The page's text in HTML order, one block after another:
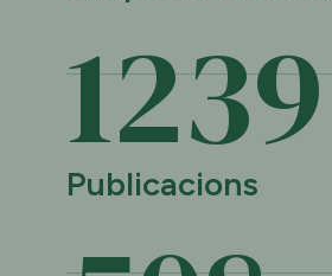
1239
Publicacions